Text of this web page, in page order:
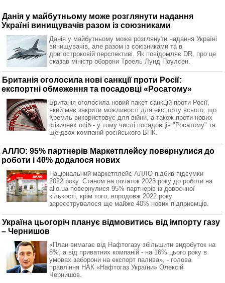
Данія у майбутньому може розглянути надання
Україні винищувачів разом із союзниками
Данія у майбутньому може розглянути надання Україні
винищувачів, але разом із союзниками та в
довгостроковій перспективі. Як повідомляє DR, про це
сказав міністр оборони Троель Лунд Поулсен.
Британія оголосила нові санкції проти Росії:
експортні обмеження та посадовці «Росатому»
Британія оголосила новий пакет санкцій проти Росії,
який має закрити можливості для експорту всього, що
Кремль використовує для війни, а також проти нових
фізичних осіб - у тому числі посадовців "Росатому" та
ще двох компаній російського ВПК.
АЛЛО: 95% партнерів Маркетплейсу повернулися до
роботи і 40% додалося нових
Національний маркетплейс АЛЛО підбив підсумки
2022 року. Станом на початок 2023 року до роботи на
allo.ua повернулися 95% партнерів із довоєнної
кількості, крім того, впродовж 2022 року
зареєструвалося ще майже 40% нових підприємців.
Україна цьогоріч планує відмовитись від імпорту газу
– Чернишов
«План вимагає від Нафтогазу збільшити видобуток на
8%, а від приватних компаній - на 16% цього року в
умовах заборони на експорт палива», - голова
правління НАК «Нафтогаз України» Олексій
Чернишов.